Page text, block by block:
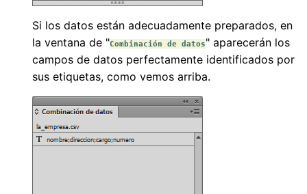
Si los datos están adecuadamente preparados, en
la ventana de "Combinación de datos" aparecerán los
campos de datos perfectamente identificados por
sus etiquetas, como vemos arriba.